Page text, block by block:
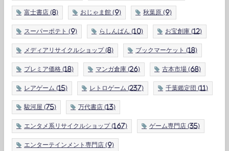
富士書店 (8) おじゃま館 (9) 秋葉原 (9)
スーパーポテト (9) らしんばん (10) お宝創庫 (12)
メディアリサイクルショップ (8) ブックマーケット (18)
プレミア価格 (18) マンガ倉庫 (26) 古本市場 (68)
レアゲーム (15) レトロゲーム (237) 千葉鑑定団 (11)
駿河屋 (75) 万代書店 (13)
エンタメ系リサイクルショップ (167) ゲーム専門店 (35)
エンターテインメント専門店 (9)